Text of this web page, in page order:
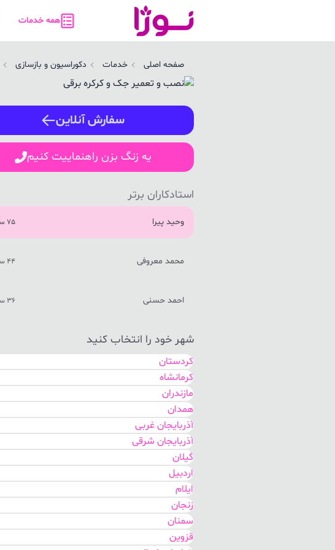
همه خدمات
صفحه اصلی خدمات دکوراسیون و بازسازی
سفارش آنلاین
یه زنگ بزن راهنماییت کنیم
استادکاران برتر
وحید پیرا 75 سفارش
محمد معروفی 44 سفارش
احمد حسنی 36 سفارش
شهر خود را انتخاب کنید
کردستان
کرمانشاه
مازندران
همدان
آذربایجان غربی
آذربایجان شرقی
گیلان
اردبیل
ایلام
زنجان
سمنان
قزوین